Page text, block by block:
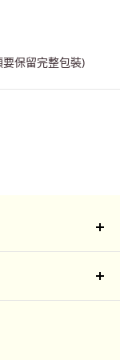
保留完整包裝)
Mong